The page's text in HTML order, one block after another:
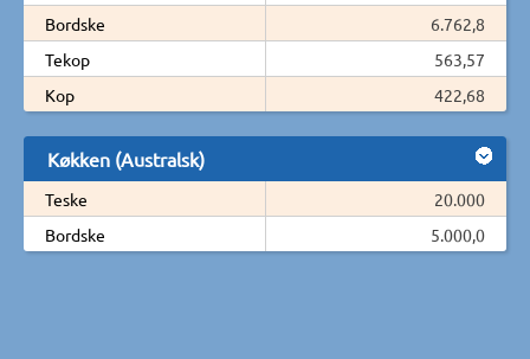
Bordske
6.762,8
Tekop
563,57
Kop
422,68
Køkken (Australsk)
Teske
20.000
Bordske
5.000,0